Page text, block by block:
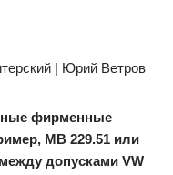
| Юрий Ветров
фирменные
МВ 229.51 или
допусками VW